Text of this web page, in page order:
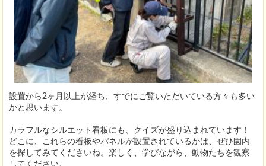
設置から2ヶ月以上が経ち、すでにご覧いただいている方々も多い
かと思います。
カラフルなシルエット看板にも、クイズが盛り込まれています！
どこに、これらの看板やパネルが設置されているかは、ぜひ園内
を探してみてくださいね。楽しく、学びながら、動物たちを観察